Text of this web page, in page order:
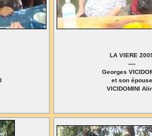
LA VIERE
----
Georges
et son épouse
VICIDOMINI